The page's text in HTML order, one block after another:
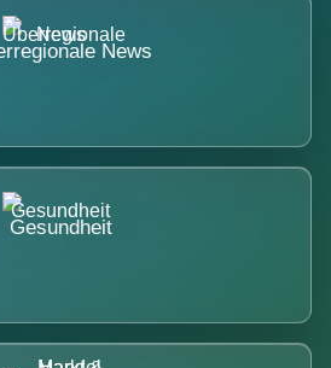
News
Gesundheit